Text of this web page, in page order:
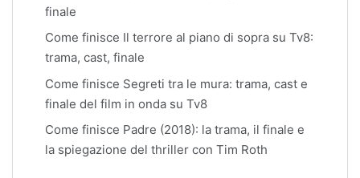
finale
Come finisce Il terrore al piano di sopra su Tv8:
trama, cast, finale
Come finisce Segreti tra le mura: trama, cast e
finale del film in onda su Tv8
Come finisce Padre (2018): la trama, il finale e
la spiegazione del thriller con Tim Roth